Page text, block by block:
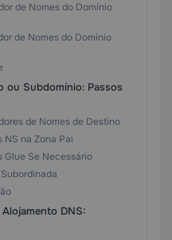
de Nomes do Domínio
de Nomes do Domínio
ou Subdomínio: Passos
de Nomes de Destino
NS na Zona Pai
Glue Se Necessário
DNS: